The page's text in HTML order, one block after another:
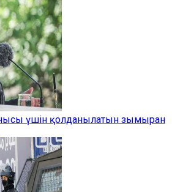
үшін қолданылатын зымыран